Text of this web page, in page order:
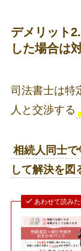
デメリット
した場合は
司法書士は特
人と交渉する
相続人同士
して解決を図
あわせて読み